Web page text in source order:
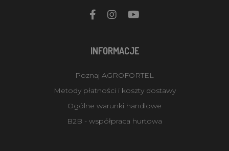
INFORMACJE
Poznaj AGROFORTEL
Metody płatności i koszty dostawy
Ogólne warunki handlowe
B2B - współpraca hurtowa